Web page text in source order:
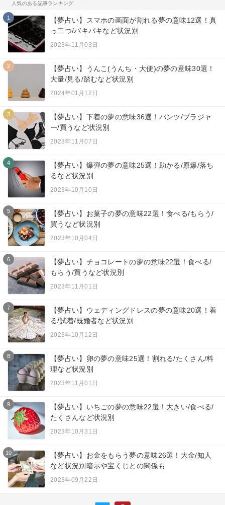
人気のある記事ランキング
1
【夢占い】スマホの画面が割れる夢の意味12選！真
っ二つ/バキバキなど状況別
2023年11月03日
2
【夢占い】うんこ(うんち・大便)の夢の意味30選！
大量/見る/踏むなど状況別
2024年01月12日
3
【夢占い】下着の夢の意味36選！パンツ/ブラジャ
ー/買うなど状況別
2023年11月07日
4
【夢占い】爆弾の夢の意味25選！助かる/原爆/落ち
るなど状況別
2023年10月10日
5
【夢占い】お菓子の夢の意味22選！食べる/もらう/
買うなど状況別
2023年10月04日
6
【夢占い】チョコレートの夢の意味22選！食べる/
もらう/買うなど状況別
2023年11月01日
7
【夢占い】ウェディングドレスの夢の意味20選！着
る/試着/既婚者など状況別
2023年10月12日
8
【夢占い】卵の夢の意味25選！割れる/たくさん/料
理など状況別
2023年11月01日
9
【夢占い】いちごの夢の意味22選！大きい/食べる/
たくさんなど状況別
2023年10月31日
10
【夢占い】お金をもらう夢の意味26選！大金/知人
など状況別暗示や宝くじとの関係も
2023年09月22日